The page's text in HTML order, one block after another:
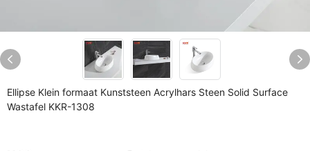
Ellipse Klein formaat Kunststeen Acrylhars Steen Solid Surface
Wastafel KKR-1308